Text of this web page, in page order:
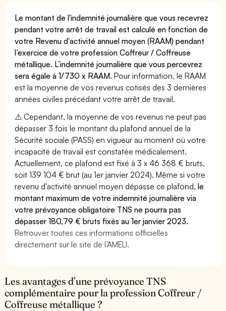
Le montant de l'indemnité journalière que vous recevrez
pendant votre arrêt de travail est calculé en fonction de
votre Revenu d'activité annuel moyen (RAAM) pendant
l’exercice de votre profession Coffreur / Coffreuse
métallique. L’indemnité journalière que vous percevrez
sera égale à 1/730 x RAAM. Pour information, le RAAM
est la moyenne de vos revenus cotisés des 3 dernières
années civiles précédant votre arrêt de travail.
⚠️ Cependant, la moyenne de vos revenus ne peut pas
dépasser 3 fois le montant du plafond annuel de la
Sécurité sociale (PASS) en vigueur au moment où votre
incapacité de travail est constatée médicalement.
Actuellement, ce plafond est fixé à 3 x 46 368 € bruts,
soit 139 104 € brut (au 1er janvier 2024). Même si votre
revenu d'activité annuel moyen dépasse ce plafond,le
montant maximum de votre indemnité journalière via
votre prévoyance obligatoire TNS ne pourra pas
dépasser 180,79 € bruts fixés au 1er janvier 2023.
Retrouver toutes ces informations officielles
directement sur le site de l’AMELI.
Les avantages d’une prévoyance TNS
complémentaire pour la profession Coffreur /
Coffreuse métallique ?